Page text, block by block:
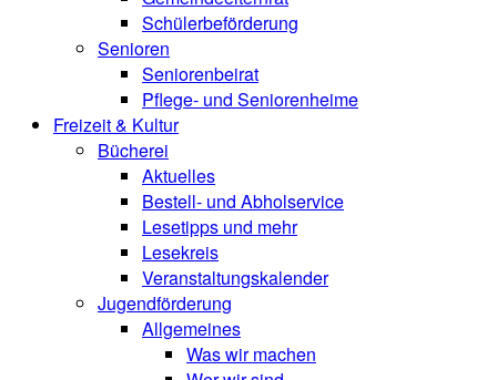
Schülerbeförderung
Senioren
Seniorenbeirat
Pflege- und Seniorenheime
Freizeit & Kultur
Bücherei
Aktuelles
Bestell- und Abholservice
Lesetipps und mehr
Lesekreis
Veranstaltungskalender
Jugendförderung
Allgemeines
Was wir machen